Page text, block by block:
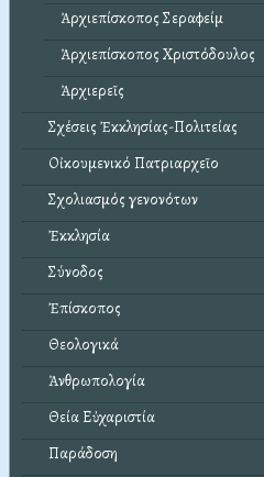
Ἀρχιεπίσκοπος Σεραφείμ
Ἀρχιεπίσκοπος Χριστόδουλος
Ἀρχιερεῖς
Σχέσεις Ἐκκλησίας-Πολιτείας
Οἰκουμενικό Πατριαρχεῖο
Σχολιασμός γενονότων
Ἐκκλησία
Σύνοδος
Ἐπίσκοπος
Θεολογικά
Ἀνθρωπολογία
Θεία Εὐχαριστία
Παράδοση